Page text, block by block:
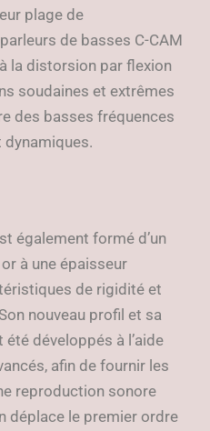
plage de
de basses C-CAM
la distorsion par flexion
soudaines et extrêmes
des basses fréquences
également formé d’un
à une épaisseur
de rigidité et
nouveau profil et sa
développés à l’aide
afin de fournir les
reproduction sonore
déplace le premier ordre